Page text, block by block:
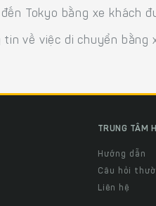
đến Tokyo bằng xe khách
về việc di chuyển bằng
TRUNG TÂM
Hướng dẫn
Câu hỏi
Liên hệ